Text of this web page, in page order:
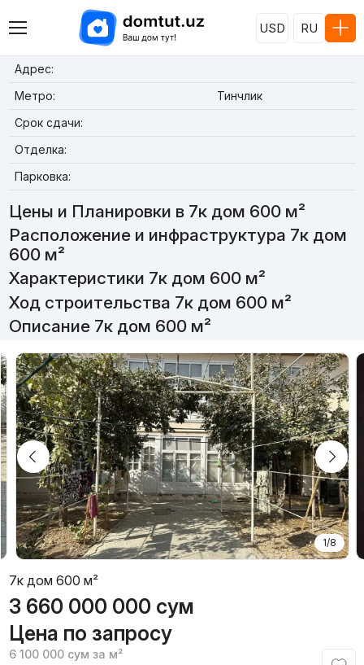
USD RU
Адрес:
Метро:
Тинчлик
Срок сдачи:
Отделка:
Парковка:
Цены и Планировки в 7к дом 600 м²
Расположение и инфраструктура 7к дом
600 м²
Характеристики 7к дом 600 м²
Ход строительства 7к дом 600 м²
Описание 7к дом 600 м²
1/8
7к дом 600 м²
3 660 000 000 сум
Цена по запросу
6 100 000 сум за м²